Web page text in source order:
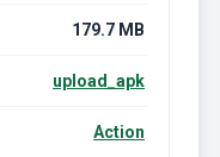
179.7 MB
upload_apk
Action